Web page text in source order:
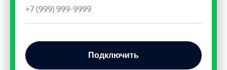
Подключить